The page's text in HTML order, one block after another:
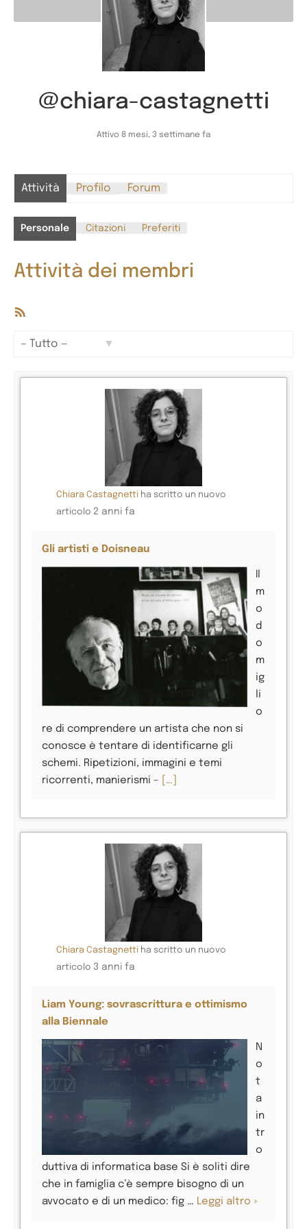
@chiara-castagnetti
Attivo 8 mesi, 3 settimane fa
Attività Profilo Forum
Personale Citazioni Preferiti
Attività dei membri
Chiara Castagnettiha scritto un nuovo
articolo 2 anni fa
Gli artisti e Doisneau
Il
m
o
d
o
m
ig
li
o
re di comprendere un artista che non si
conosce è tentare di identificarne gli
schemi. Ripetizioni, immagini e temi
ricorrenti, manierismi –
[…]
Chiara Castagnettiha scritto un nuovo
articolo 3 anni fa
Liam Young: sovrascrittura e ottimismo
alla Biennale
N
o
t
a
in
tr
o
duttiva di informatica base Si è soliti dire
che in famiglia c’è sempre bisogno di un
avvocato e di un medico: fig … Leggi altro »